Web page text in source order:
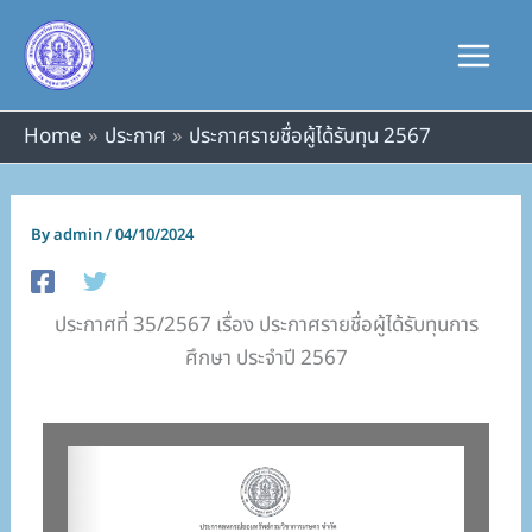
content
Home
ประกาศ ประกาศรายชื่อผู้ได้รับทุน 2567
Byadmin/04/10/2024
ประกาศที่ 35/2567 เรื่อง ประกาศรายชื่อผู้ได้รับทุนการ
ศึกษา ประจำปี 2567